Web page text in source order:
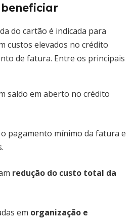
do cartão é indicada para
custos elevados no crédito
de fatura. Entre os principais
saldo em aberto no crédito
pagamento mínimo da fatura e
redução do custo total da
em organização e